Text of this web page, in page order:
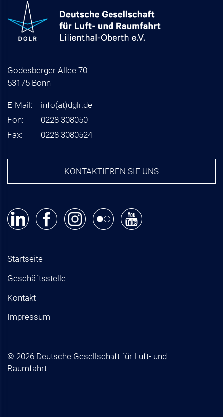
Godesberger Allee 70
53175 Bonn
E-Mail: info(at)dglr.de
Fon:
0228 308050
Fax:
0228 3080524
KONTAKTIEREN SIE UNS
Startseite
Geschäftsstelle
Kontakt
Impressum
© 2026 Deutsche Gesellschaft für Luft- und
Raumfahrt